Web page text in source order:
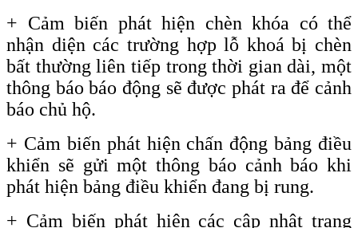
+ Cảm biến phát hiện chèn khóa có thể
nhận diện các trường hợp lỗ khoá bị chèn
bất thường liên tiếp trong thời gian dài, một
thông báo báo động sẽ được phát ra để cảnh
báo chủ hộ.
+ Cảm biến phát hiện chấn động bảng điều
khiển sẽ gửi một thông báo cảnh báo khi
phát hiện bảng điều khiển đang bị rung.
+ Cảm biến phát hiện các cập nhật trạng